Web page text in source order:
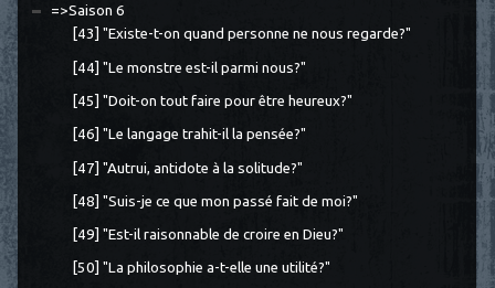
=>Saison 6
[43] "Existe-t-on quand personne ne nous regarde?"
[44] "Le monstre est-il parmi nous?"
[45] "Doit-on tout faire pour être heureux?"
[46] "Le langage trahit-il la pensée?"
[47] "Autrui, antidote à la solitude?"
[48] "Suis-je ce que mon passé fait de moi?"
[49] "Est-il raisonnable de croire en Dieu?"
[50] "La philosophie a-t-elle une utilité?"